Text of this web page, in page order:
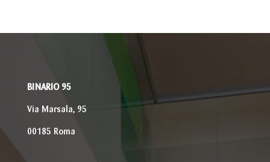
BINARIO 95
Via Marsala, 95
00185 Roma